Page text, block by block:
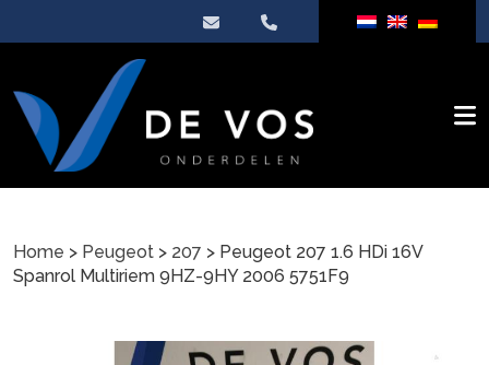
Home > Peugeot > 207 > Peugeot 207 1.6 HDi 16V
Spanrol Multiriem 9HZ-9HY 2006 5751F9